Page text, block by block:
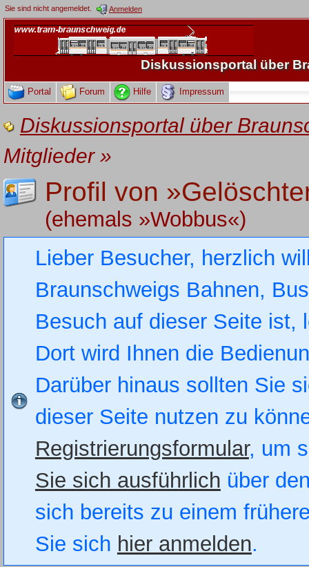
Sie sind nicht angemeldet. Anmelden
Diskussionsportal über
Portal Forum Hilfe Impressum
Diskussionsportal über
Mitglieder»
Profil von
(ehemals »Wobbus«)
Lieber Besucher, herzlich
Braunschweigs Bahnen,
Besuch auf dieser Seite
Dort wird Ihnen die
Darüber hinaus sollten Sie
dieser Seite nutzen zu
Registrierungsformular, um
Sie sich ausführlich über
sich bereits zu einem
Sie sich hier anmelden.